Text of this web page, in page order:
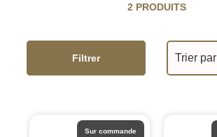
2 PRODUITS
Trier par
Filtrer
Sur commande